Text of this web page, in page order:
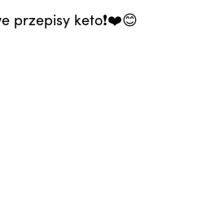
przepisy keto❗️❤️😊